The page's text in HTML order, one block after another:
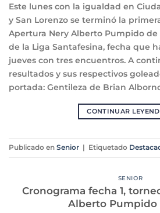
Este lunes con la igualdad en
y San Lorenzo se terminó la
Apertura Nery Alberto Pumpido
de la Liga Santafesina, fecha que
jueves con tres encuentros. A
resultados y sus respectivos
portada: Gentileza de Brian
CONTINUAR
Publicado en Senior Etiquetado
SENIOR
Cronograma fecha 1,
Alberto Pumpido